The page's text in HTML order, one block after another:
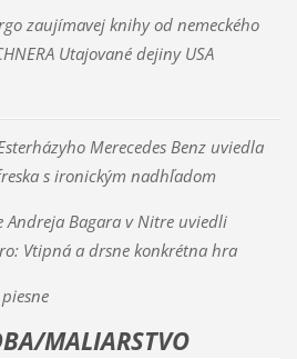
zaujímavej knihy od nemeckého
Utajované dejiny USA
Merecedes Benz uviedla
s ironickým nadhľadom
Andreja Bagara v Nitre uviedli
Vtipná a drsne konkrétna hra
MALIARSTVO